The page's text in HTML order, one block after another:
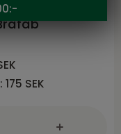
175 SEK